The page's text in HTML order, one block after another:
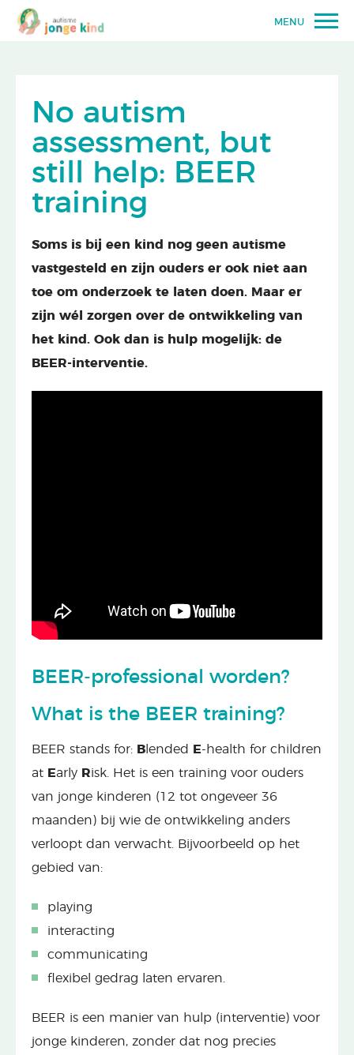
MENU
No autism
assessment, but
still help: BEER
training
Soms is bij een kind nog geen autisme
vastgesteld en zijn ouders er ook niet aan
toe om onderzoek te laten doen. Maar er
zijn wél zorgen over de ontwikkeling van
het kind. Ook dan is hulp mogelijk: de
BEER-interventie.
BEER-professional worden?
What is the BEER training?
BEER stands for: B lended E-health for children
at Early Risk. Het is een training voor ouders
van jonge kinderen (12 tot ongeveer 36
maanden) bij wie de ontwikkeling anders
verloopt dan verwacht. Bijvoorbeeld op het
gebied van:
playing
interacting
communicating
flexibel gedrag laten ervaren.
BEER is een manier van hulp (interventie) voor
jonge kinderen, zonder dat nog precies